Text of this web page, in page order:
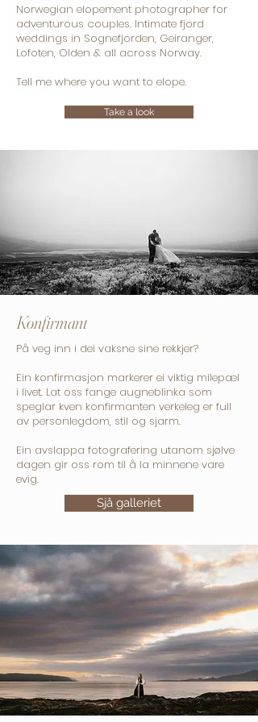
Norwegian elopement photographer for
adventurous couples. Intimate fjord
weddings in Sognefjorden, Geiranger,
Lofoten, Olden & all across Norway.
Tell me where you want to elope.
Take a look
Konfirmant
På veg inn i dei vaksne sine rekkjer?
Ein konfirmasjon markerer ei viktig milepæl
i livet. Lat oss fange augneblinka som
speglar kven konfirmanten verkeleg er full
av personlegdom, stil og sjarm.
Ein avslappa fotografering utanom sjølve
dagen gir oss rom til å la minnene vare
evig.
Sjå galleriet